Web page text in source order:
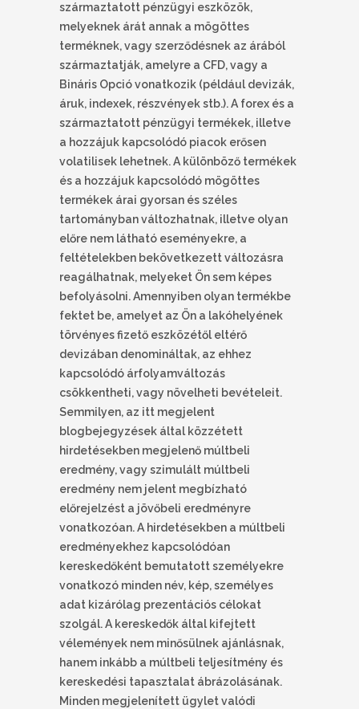
származtatott pénzügyi eszközök,
melyeknek árát annak a mögöttes
terméknek, vagy szerződésnek az árából
származtatják, amelyre a CFD, vagy a
Bináris Opció vonatkozik (például devizák,
áruk, indexek, részvények stb.). A forex és a
származtatott pénzügyi termékek, illetve
a hozzájuk kapcsolódó piacok erősen
volatilisek lehetnek. A különböző termékek
és a hozzájuk kapcsolódó mögöttes
termékek árai gyorsan és széles
tartományban változhatnak, illetve olyan
előre nem látható eseményekre, a
feltételekben bekövetkezett változásra
reagálhatnak, melyeket Ön sem képes
befolyásolni. Amennyiben olyan termékbe
fektet be, amelyet az Ön a lakóhelyének
törvényes fizető eszközétől eltérő
devizában denomináltak, az ehhez
kapcsolódó árfolyamváltozás
csökkentheti, vagy növelheti bevételeit.
Semmilyen, az itt megjelent
blogbejegyzések által közzétett
hirdetésekben megjelenő múltbeli
eredmény, vagy szimulált múltbeli
eredmény nem jelent megbízható
előrejelzést a jövőbeli eredményre
vonatkozóan. A hirdetésekben a múltbeli
eredményekhez kapcsolódóan
kereskedőként bemutatott személyekre
vonatkozó minden név, kép, személyes
adat kizárólag prezentációs célokat
szolgál. A kereskedők által kifejtett
vélemények nem minősülnek ajánlásnak,
hanem inkább a múltbeli teljesítmény és
kereskedési tapasztalat ábrázolásának.
Minden megjelenített ügylet valódi